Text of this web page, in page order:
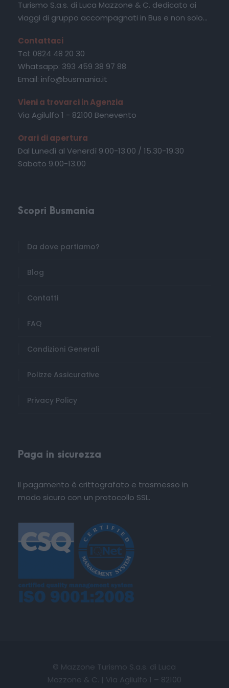
al benessere.
sistemazione in pullman GT e rientro nei luoghi
di partenza. Fine dei servizi.
Mappa
Turismo S.a.s. di Luca Mazzone & C. dedicato ai
viaggi di gruppo accompagnati in Bus e non solo...
Contattaci
Tel: 0824 48 20 30
Whatsapp: 393 459 38 97 88
Email: info@busmania.it
Vieni a trovarci in Agenzia
Via Agilulfo 1 - 82100 Benevento
Orari di apertura
Dal Lunedì al Venerdì 9.00-13.00 / 15.30-19.30
Sabato 9.00-13.00
Scopri Busmania
Da dove partiamo?
Blog
Contatti
FAQ
Condizioni Generali
Polizze Assicurative
Privacy Policy
Paga in sicurezza
Il pagamento è crittografato e trasmesso in
modo sicuro con un protocollo SSL.
© Mazzone Turismo S.a.s. di Luca
Mazzone & C. | Via Agilulfo 1 – 82100